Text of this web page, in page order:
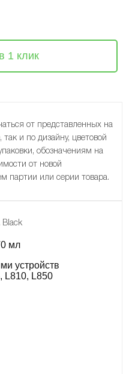
1 клик
от представленных на
и по дизайну, цветовой
обозначениям на
от новой
партии или серии товара.
Black
мл
устройств
L810, L850